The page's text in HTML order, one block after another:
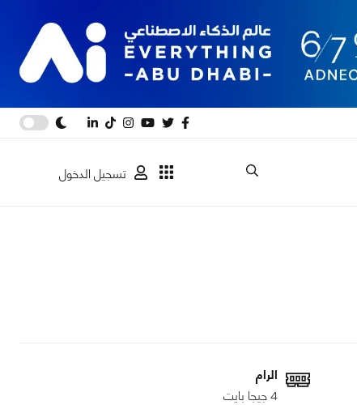
تسجيل الدخول
الرام
4 جيجا بايت